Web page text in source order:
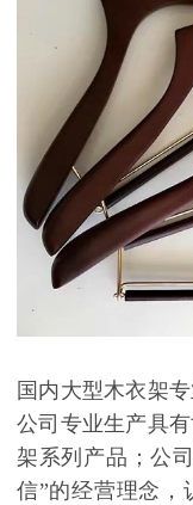
国内大型木衣架
公司专业生产具
架系列产品；公
信”的经营理念，